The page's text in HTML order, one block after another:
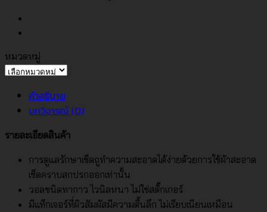
สไตล์
โม
เดิร์น
No.77015
หมวดหมู่
หมวด
คำอธิบาย
บทวิจารณ์ (0)
รายละเอียดสินค้า
การดูแลรักษาเช็ดถูทำความสะอาดได้ง่ายด้วยการใช้ผ้าสะอาด
เช็ดคราบสกปรกออกเท่านั้น
วอลชนิดทากาว ไวนิลหนา ไม่ใช่สติ๊กเกอร์
มีแท็กเจอร์ที่ผิวสัมผัสมีความตื้นลึก ไม่เรียบเนียนเหมือน